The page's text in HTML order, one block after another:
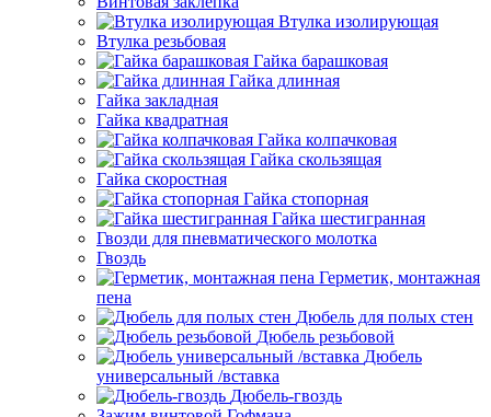
Втулка изолирующая
Втулка резьбовая
Гайка барашковая
Гайка длинная
Гайка закладная
Гайка квадратная
Гайка колпачковая
Гайка скользящая
Гайка скоростная
Гайка стопорная
Гайка шестигранная
Гвозди для пневматического молотка
Гвоздь
Герметик, монтажная
пена
Дюбель для полых стен
Дюбель резьбовой
Дюбель
универсальный /вставка
Дюбель-гвоздь